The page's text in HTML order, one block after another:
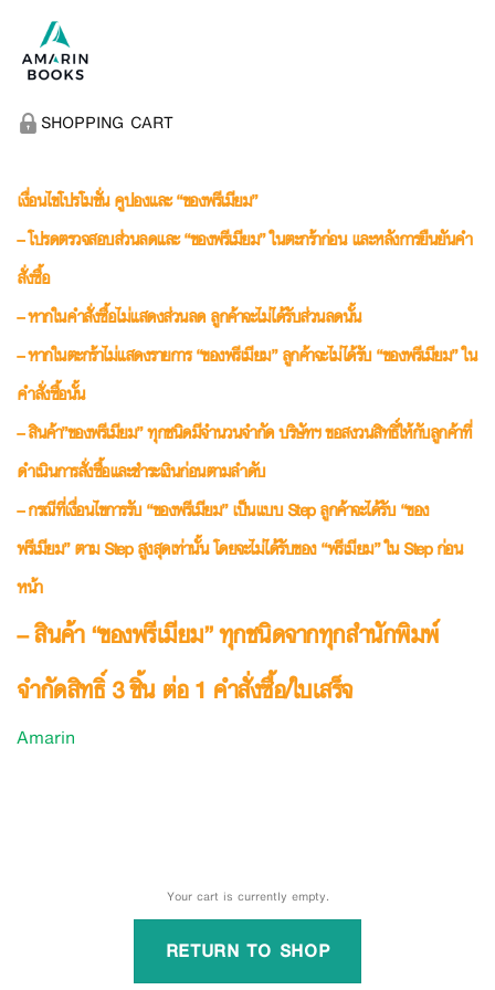
SHOPPING CART
เงื่อนไขโปรโมชั่น คูปองและ “ของพรีเมียม”
– โปรดตรวจสอบส่วนลดและ “ของพรีเมียม” ในตะกร้าก่อน และหลังการยืนยันคำ
สั่งซื้อ
– หากในคำสั่งซื้อไม่แสดงส่วนลด ลูกค้าจะไม่ได้รับส่วนลดนั้น
– หากในตะกร้าไม่แสดงรายการ “ของพรีเมียม” ลูกค้าจะไม่ได้รับ “ของพรีเมียม” ใน
คำสั่งซื้อนั้น
– สินค้า”ของพรีเมียม” ทุกชนิดมีจำนวนจำกัด บริษัทฯ ขอสงวนสิทธิ์ให้กับลูกค้าที่
ดำเนินการสั่งซื้อและชำระเงินก่อนตามลำดับ
– กรณีที่เงื่อนไขการรับ “ของพรีเมียม” เป็นแบบ Step ลูกค้าจะได้รับ “ของ
พรีเมียม” ตาม Step สูงสุดเท่านั้น โดยจะไม่ได้รับของ “พรีเมียม” ใน Step ก่อน
หน้า
– สินค้า “ของพรีเมียม” ทุกชนิดจากทุกสำนักพิมพ์
จำกัดสิทธิ์ 3 ชิ้น ต่อ 1 คำสั่งซื้อ/ใบเสร็จ
Amarin
Your cart is currently empty.
RETURN TO SHOP